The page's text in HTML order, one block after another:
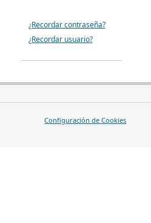
¿Recordar contraseña?
¿Recordar usuario?
Configuración de Cookies